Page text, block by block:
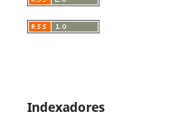
Indexadores